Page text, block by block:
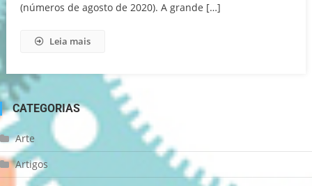
(números de agosto de 2020). A grande […]
Leia mais
CATEGORIAS
Arte
Artigos